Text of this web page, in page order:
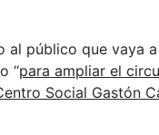
al público que vaya
“para ampliar el
Social Gastón